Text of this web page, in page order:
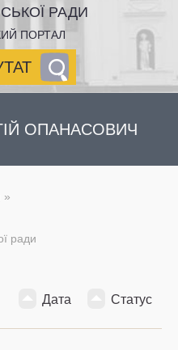
РАДИ
ПОРТАЛ
ОПАНАСОВИЧ
ради
Дата Статус